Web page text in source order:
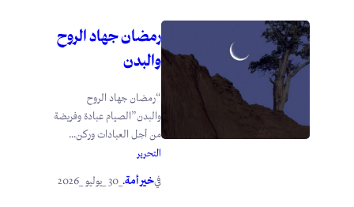
رمضان جهاد الروح
والبدن
“رمضان جهاد الروح
والبدن”الصيام عبادة وفريضة
من أجل العبادات وركن...
التحرير
فيخير أمة.